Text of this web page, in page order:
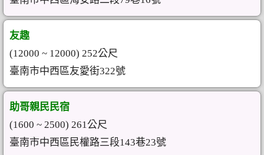
友趣
(12000 ~ 12000) 252公尺
臺南市中西區友愛街322號
助哥親民民宿
(1600 ~ 2500) 261公尺
臺南市中西區民權路三段143巷23號